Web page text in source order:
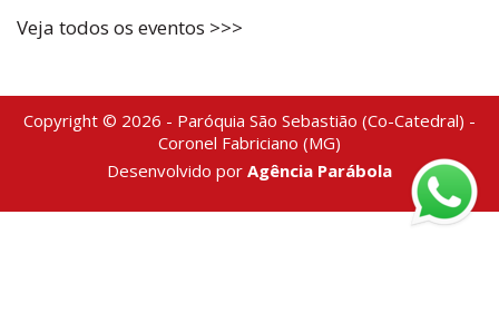
Veja todos os eventos >>>
Copyright © 2026 - Paróquia São Sebastião (Co-Catedral) -
Coronel Fabriciano (MG)
Desenvolvido por Agência Parábola